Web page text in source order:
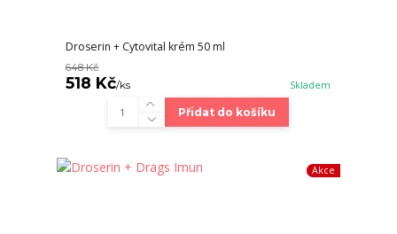
Droserin + Cytovital krém 50 ml
648 Kč
518 Kč/ks Skladem
Přidat do košíku
Akce